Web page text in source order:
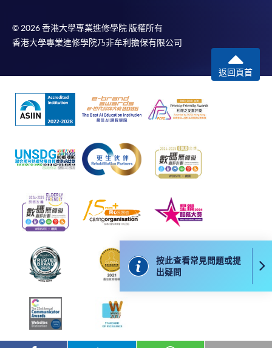
有關繳費詳情，請參閱 付款方法 。如對報名程序有任
何疑問，請詳閱個別課程資料，或聯絡有關課程負責
課程/科目報名注意事項:
選用網上報名服務必須在已接駁互聯網及支援
Google Chrome瀏覽器。
申請人不應閒置申請超過10分鐘。否則，申請人
網上報名只支援「提早報讀優惠」。如需享用其他
報讀優惠，請親臨學院的報名中心報名。
在網上報名過程中，由於提交課程申請和付款在系
統處理上為兩個不同的程序，成功付款並不保證成
功被獲取錄。任何不成功的申請，課程組職員將儘
申請人應注意，不論親身或網上報讀，相同的課
程/科目只可提交一次申請。
在網上報名過程中，付款成功後，網頁將顯示付款
按此查看常見問題或提
出疑問
折
© 2026 香港大學專業進修學院 版權所有
香港大學專業進修學院乃非牟利擔保有限公司
返回頁首